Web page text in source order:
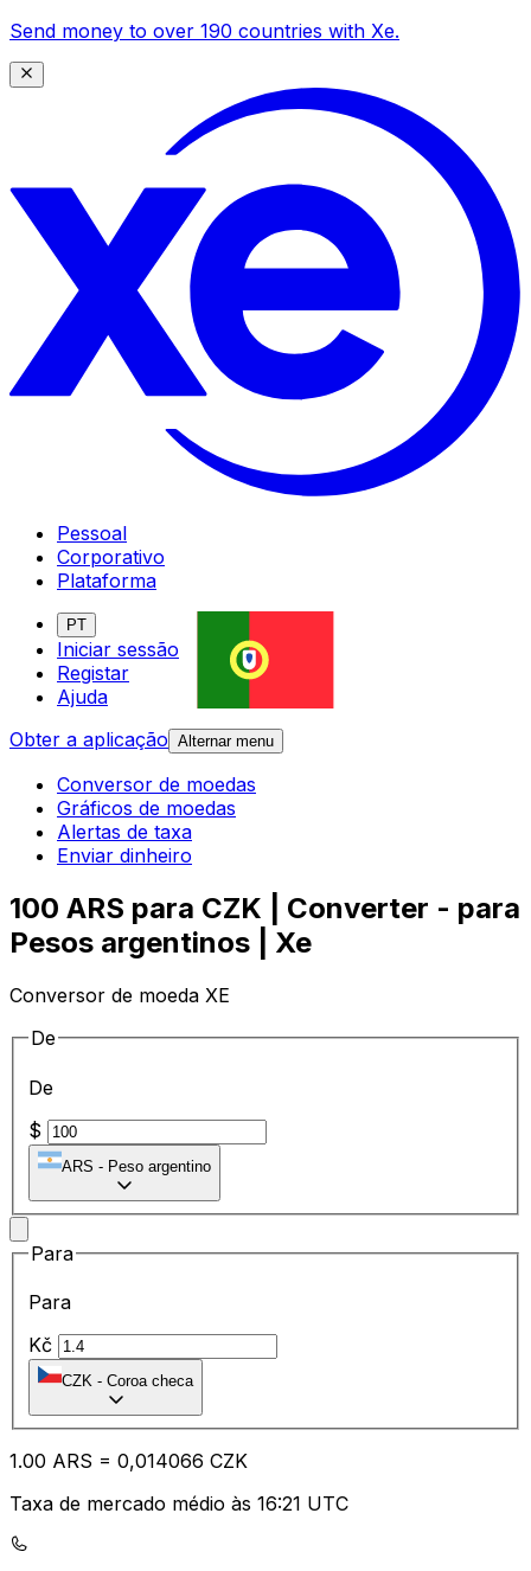
Send money to over 190 countries with Xe.
Pessoal
Corporativo
Plataforma
PT
Iniciar sessão
Registar
Ajuda
Obter a aplicação Alternar menu
Conversor de moedas
Gráficos de moedas
Alertas de taxa
Enviar dinheiro
100 ARS para CZK | Converter - para
Pesos argentinos | Xe
Conversor de moeda XE
De
De
$
ARS - Peso argentino
Para
Para
Kč
CZK - Coroa checa
1.00 ARS = 0,014066 CZK
Taxa de mercado médio às 16:21 UTC